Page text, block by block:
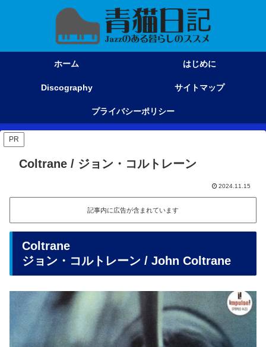
ホーム はじめに
Discography サイトマップ
プライバシーポリシー
PR
Coltrane / ジョン・コルトレーン
2024.11.15
記事内に広告が含まれています
Coltrane
ジョン・コルトレーン / John Coltrane